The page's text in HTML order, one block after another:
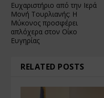
Ευχαριστήριο από την Ιερά
Μονή Τουρλιανής: Η
Μύκονος προσφέρει
απλόχερα στον Οίκο
Ευγηρίας
RELATED POSTS